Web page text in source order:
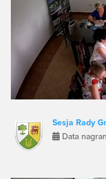
Sesja Rady
Data